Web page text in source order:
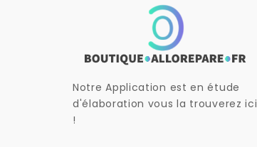
Notre Application est en étude
d'élaboration vous la trouverez ici
!